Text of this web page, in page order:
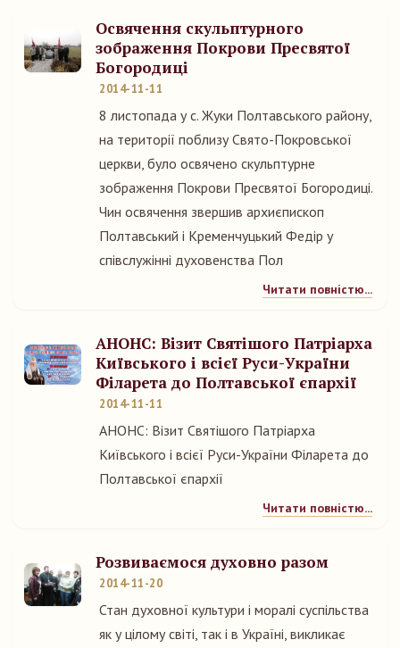
Освячення скульптурного
зображення Покрови Пресвятої
Богородиці
2014-11-11
8 листопада у с. Жуки Полтавського району,
на території поблизу Свято-Покровської
церкви, було освячено скульптурне
зображення Покрови Пресвятої Богородиці.
Чин освячення звершив архиєпископ
Полтавський і Кременчуцький Федір у
співслужінні духовенства Пол
Читати повністю...
АНОНС: Візит Святішого Патріарха
Київського і всієї Руси-України
Філарета до Полтавської єпархії
2014-11-11
АНОНС: Візит Святішого Патріарха
Київського і всієї Руси-України Філарета до
Полтавської єпархії
Читати повністю...
Розвиваємося духовно разом
2014-11-20
Стан духовної культури і моралі суспільства
як у цілому світі, так і в Україні, викликає